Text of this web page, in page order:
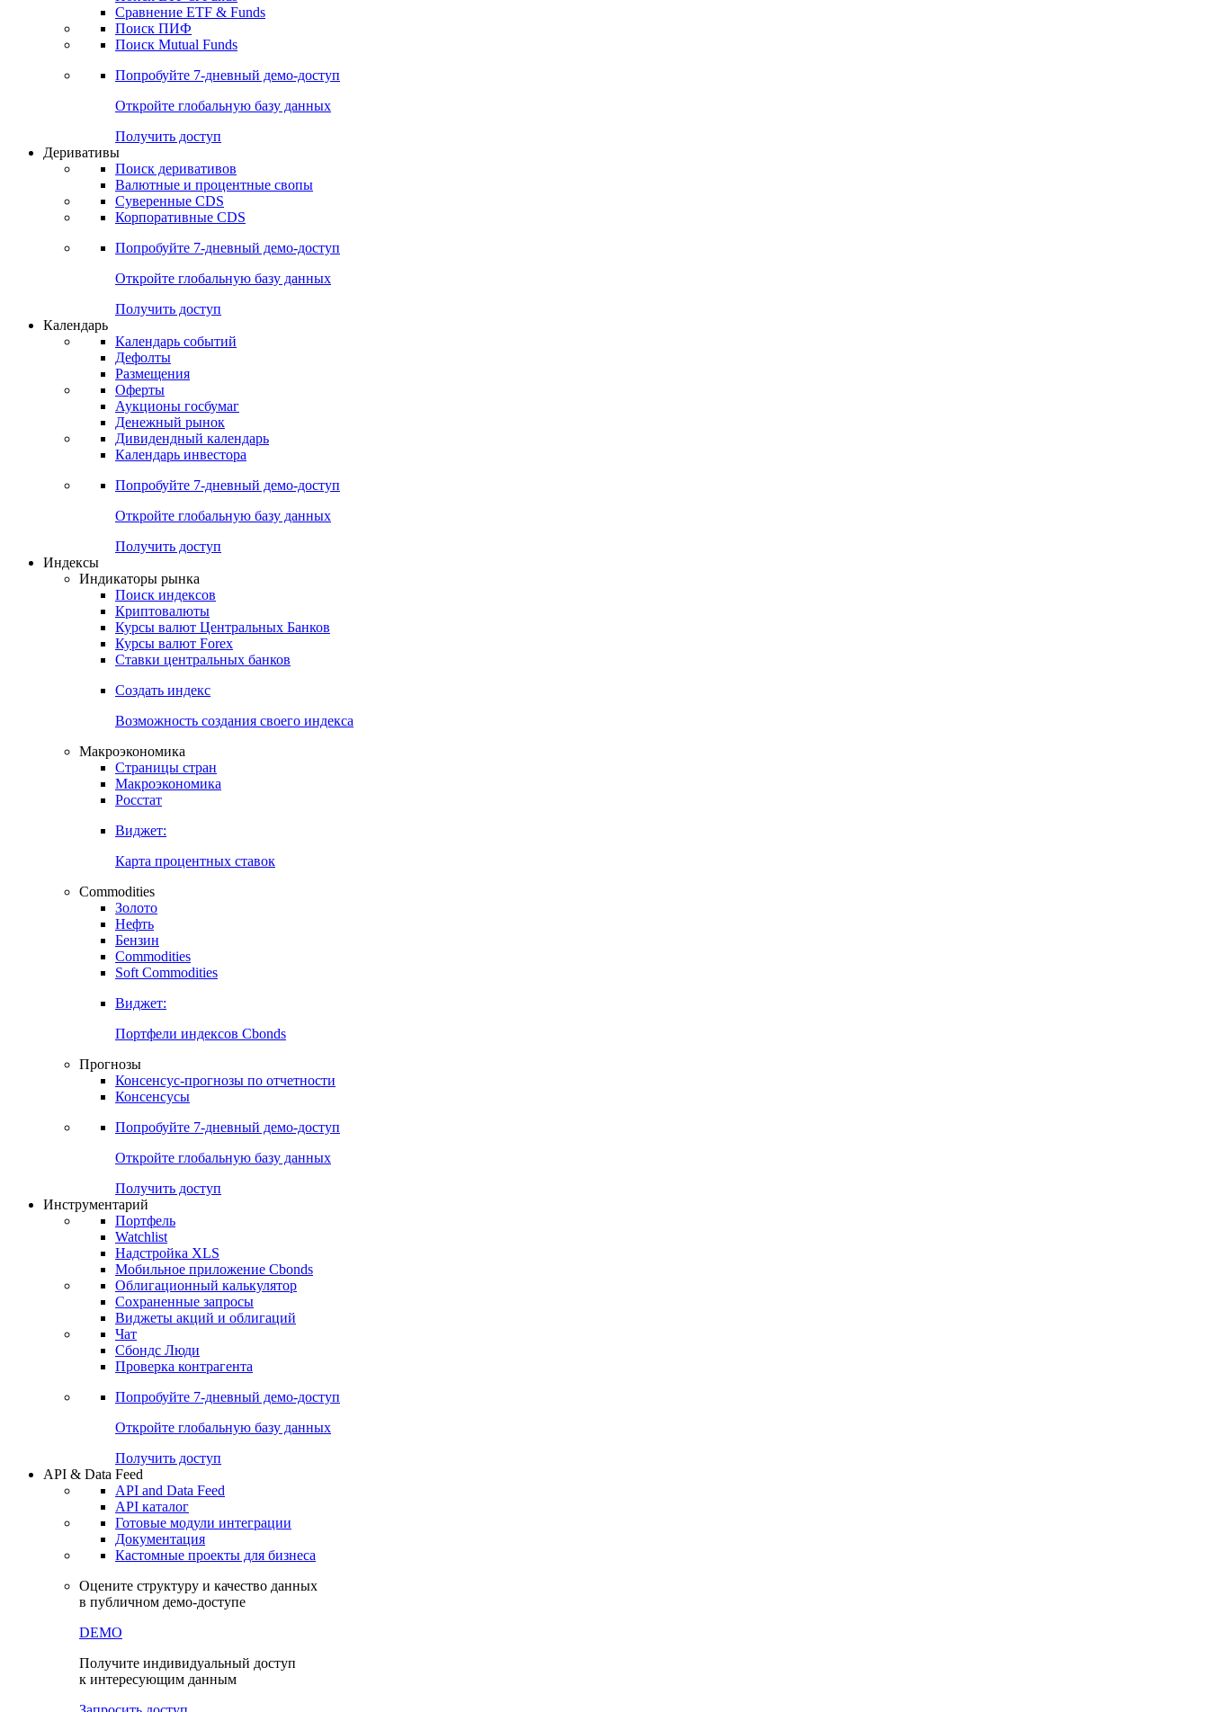
Сравнение ETF & Funds
Поиск ПИФ
Поиск Mutual Funds
Попробуйте 7-дневный демо-доступ
Откройте глобальную базу данных
Получить доступ
Деривативы
Поиск деривативов
Валютные и процентные свопы
Суверенные CDS
Корпоративные CDS
Попробуйте 7-дневный демо-доступ
Откройте глобальную базу данных
Получить доступ
Календарь
Календарь событий
Дефолты
Размещения
Оферты
Аукционы госбумаг
Денежный рынок
Дивидендный календарь
Календарь инвестора
Попробуйте 7-дневный демо-доступ
Откройте глобальную базу данных
Получить доступ
Индексы
Индикаторы рынка
Поиск индексов
Криптовалюты
Курсы валют Центральных Банков
Курсы валют Forex
Ставки центральных банков
Создать индекс
Возможность создания своего индекса
Макроэкономика
Страницы стран
Макроэкономика
Росстат
Виджет:
Карта процентных ставок
Commodities
Золото
Нефть
Бензин
Commodities
Soft Commodities
Виджет:
Портфели индексов Cbonds
Прогнозы
Консенсус-прогнозы по отчетности
Консенсусы
Попробуйте 7-дневный демо-доступ
Откройте глобальную базу данных
Получить доступ
Инструментарий
Портфель
Watchlist
Надстройка XLS
Мобильное приложение Cbonds
Облигационный калькулятор
Сохраненные запросы
Виджеты акций и облигаций
Чат
Сбондс Люди
Проверка контрагента
Попробуйте 7-дневный демо-доступ
Откройте глобальную базу данных
Получить доступ
API & Data Feed
API and Data Feed
API каталог
Готовые модули интеграции
Документация
Кастомные проекты для бизнеса
Оцените структуру и качество данных
в публичном демо-доступе
DEMO
Получите индивидуальный доступ
к интересующим данным